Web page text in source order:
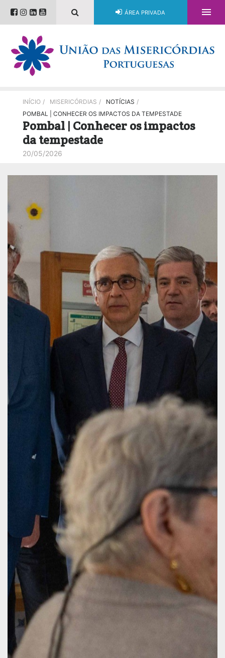
ÁREA PRIVADA 
INÍCIO / MISERICÓRDIAS / NOTÍCIAS /
POMBAL | CONHECER OS IMPACTOS DA TEMPESTADE
Pombal | Conhecer os impactos
da tempestade
20/05/2026